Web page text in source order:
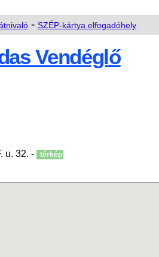
- SZÉP-kártya elfogadóhely
Vendéglő
u. 32. - térkép